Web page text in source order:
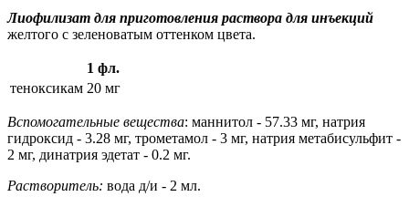
Лиофилизат для приготовления раствора для инъекций
желтого с зеленоватым оттенком цвета.
1 фл.
теноксикам 20 мг
Вспомогательные вещества: маннитол - 57.33 мг, натрия
гидроксид - 3.28 мг, трометамол - 3 мг, натрия метабисульфит -
2 мг, динатрия эдетат - 0.2 мг.
Растворитель: вода д/и - 2 мл.